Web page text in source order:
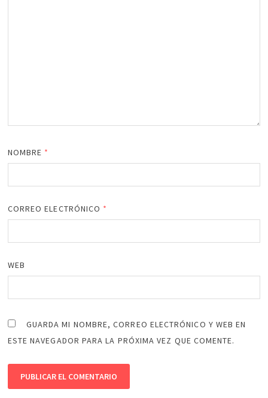
NOMBRE *
CORREO ELECTRÓNICO *
WEB
GUARDA MI NOMBRE, CORREO ELECTRÓNICO Y WEB EN
ESTE NAVEGADOR PARA LA PRÓXIMA VEZ QUE COMENTE.